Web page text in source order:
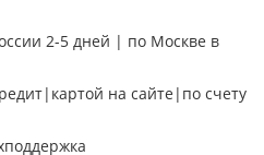
2-5 дней | по Москве в
на сайте|по счету